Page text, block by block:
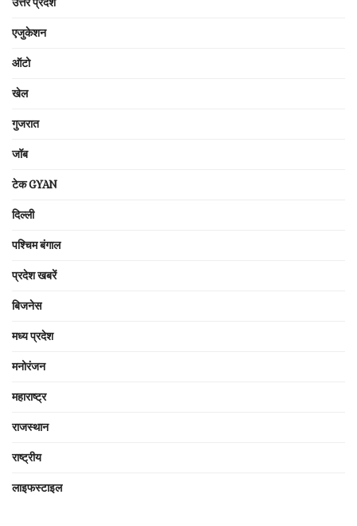
एजुकेशन
ऑटो
खेल
गुजरात
जॉब
टेक GYAN
दिल्ली
पश्चिम बंगाल
प्रदेश खबरें
बिजनेस
मध्य प्रदेश
मनोरंजन
महाराष्ट्र
राजस्थान
राष्ट्रीय
लाइफस्टाइल